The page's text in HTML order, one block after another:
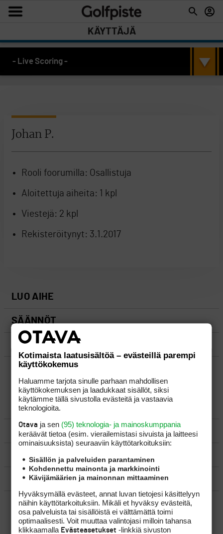
KÄYTTÄJÄ
- Live Scoring -
Johan P.
Rooli foorumilla: Osallistuja
Aloitettuja aiheita: 1 kpl
Viestejä: 2 kpl
Rekisteröitynyt: 3.1.2017
LUO AIHE
SÄÄNNÖT
OHJEET
UUSIMMAT VIESTIKETJUT
YLEISTÄ
VÄLINEET
MATKAILU
KILPAGOLF & HARJOITTELU
SÄÄNNÖT
Kotimaista laatusisältöä – evästeillä parempi
käyttökokemus
Haluamme tarjota sinulle parhaan mahdollisen
käyttökokemuksen ja laadukkaat sisällöt, siksi
käytämme tällä sivustolla evästeitä ja vastaavia
teknologioita.
Otava ja sen (95) teknologia- ja mainoskumppania
keräävät tietoa (esim. vierailemis­tasi sivuista ja laitteesi
ominaisuuk­sista) seuraaviin käyttötarkoituksiin:
Sisällön ja palveluiden parantaminen
Kohdennettu mainonta ja markkinointi
Kävijämäärien ja mainonnan mittaaminen
Hyväksymällä evästeet, annat luvan tietojesi käsittelyyn
näihin käyttötarkoituksiin. Mikäli et hyväksy evästeitä,
osa palveluista tai sisällöistä ei välttämättä toimi
optimaalisesti. Voit muuttaa valintojasi milloin tahansa
klikkaamalla Evästeasetukset -linkkiä sivuston